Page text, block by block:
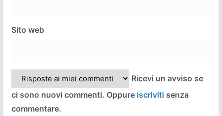
Sito web
Ricevi un avviso se
ci sono nuovi commenti. Oppure iscrivitisenza
commentare.